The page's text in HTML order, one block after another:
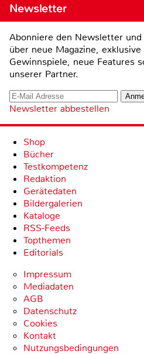
Newsletter
Abonniere den Newsletter
über neue Magazine, exklusive
Gewinnspiele, neue Features
unserer Partner.
Newsletter abbestellen
Shop
Bücher
Testkompetenz
Redaktion
Gerätedaten
Bildergalerien
Kataloge
RSS-Feeds
Topthemen
Editorials
Impressum
Mediadaten
AGB
Datenschutz
Cookies
Kontakt
Nutzungsbedingungen